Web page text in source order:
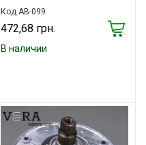
Код AB-099
472,68 грн.
В наличии